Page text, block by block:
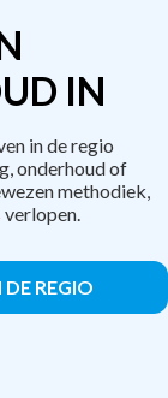
IN
in de regio
onderhoud of
methodiek,
REGIO